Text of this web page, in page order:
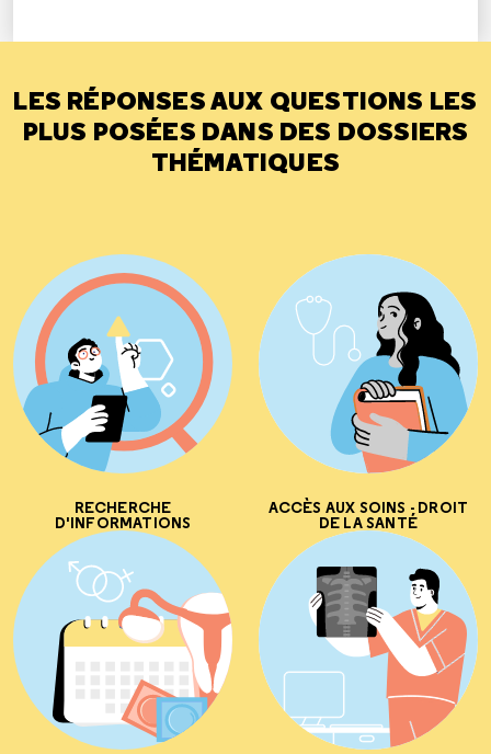
LES RÉPONSES AUX QUESTIONS LES
PLUS POSÉES DANS DES DOSSIERS
THÉMATIQUES
RECHERCHE
D'INFORMATIONS
ACCÈS AUX SOINS - DROIT
DE LA SANTÉ